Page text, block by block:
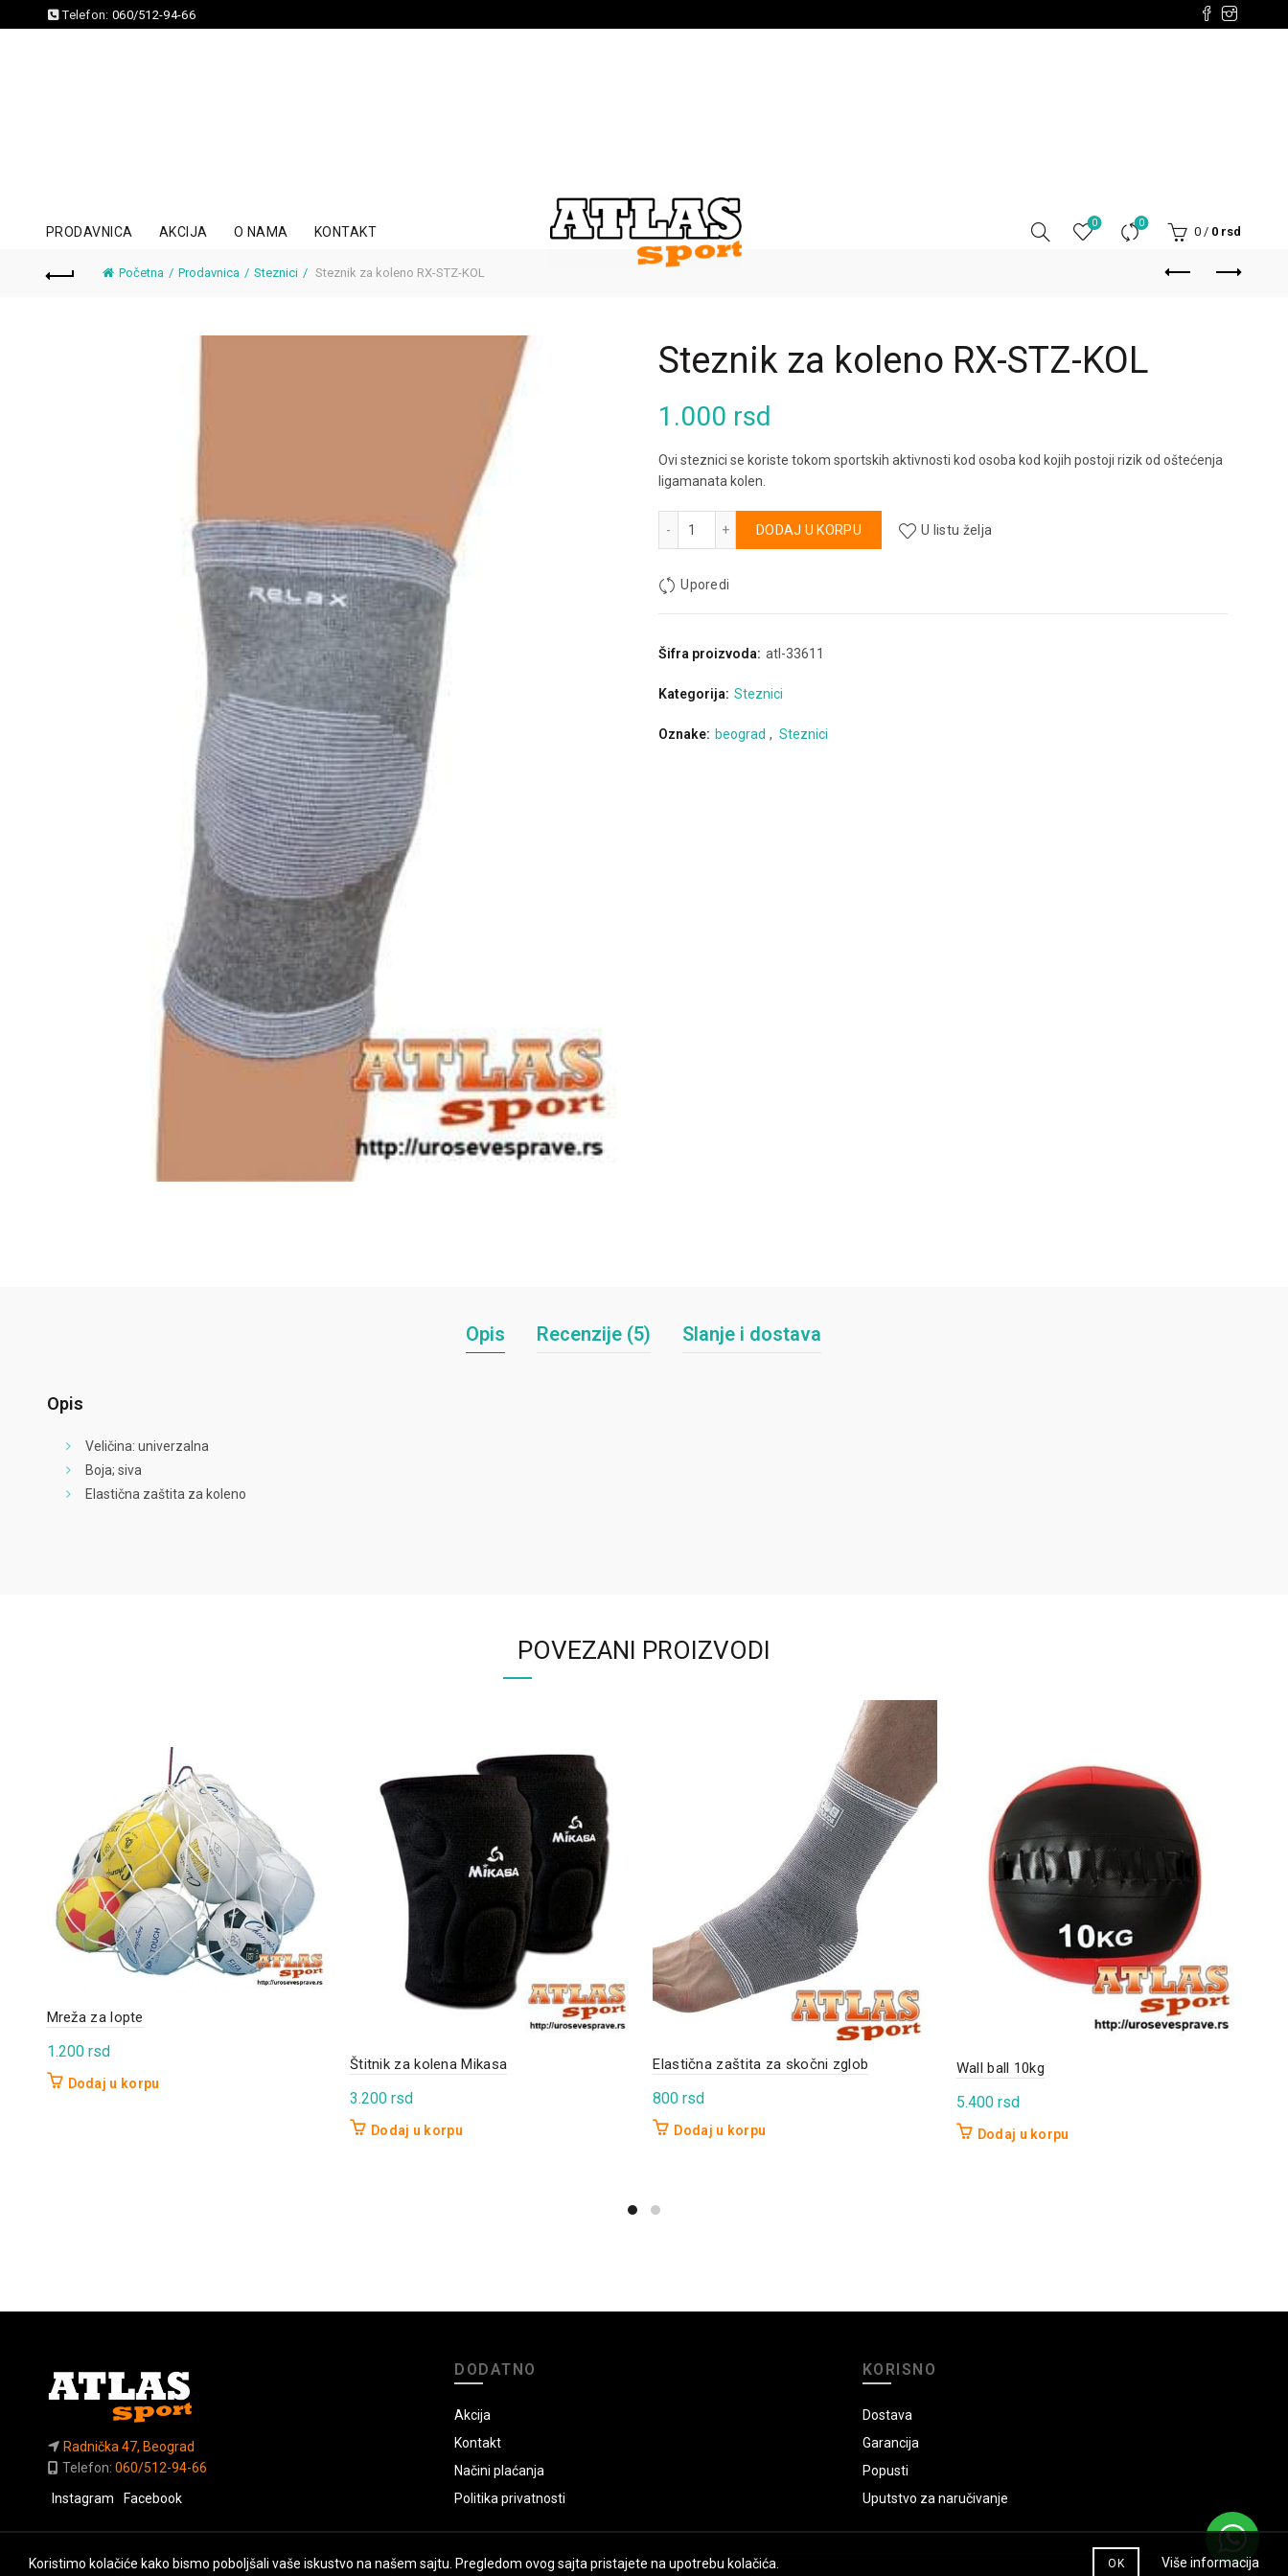
Telefon: 060/512-94-66
PRODAVNICA AKCIJA O NAMA KONTAKT
0 0
0 / 0 rsd
Početna Prodavnica Steznici Steznik za koleno RX-STZ-KOL
Steznik za koleno RX-STZ-KOL
1.000 rsd
Ovi steznici se koriste tokom sportskih aktivnosti kod osoba kod kojih postoji rizik od oštećenja
ligamanata kolen.
Steznik za koleno RX-STZ-KOL količina
DODAJ U KORPU
Alternative:
U listu želja
Uporedi
Šifra proizvoda: atl-33611
Kategorija: Steznici
Oznake: beograd , Steznici
Opis Recenzije (5) Slanje i dostava
Opis
Veličina: univerzalna
Boja; siva
Elastična zaštita za koleno
POVEZANI PROIZVODI
Mreža za lopte
1.200 rsd
Dodaj u korpu
Štitnik za kolena Mikasa
3.200 rsd
Dodaj u korpu
Elastična zaštita za skočni zglob
800rsd
Dodaj u korpu
Wall ball 10kg
5.400 rsd
Dodaj u korpu
Radnička 47, Beograd
Telefon: 060/512-94-66
Instagram
Facebook
DODATNO
Akcija
Kontakt
Načini plaćanja
Politika privatnosti
KORISNO
Dostava
Garancija
Popusti
Uputstvo za naručivanje
Koristimo kolačiće kako bismo poboljšali vaše iskustvo na našem sajtu. Pregledom ovog sajta pristajete na upotrebu kolačića. OK Više informacija